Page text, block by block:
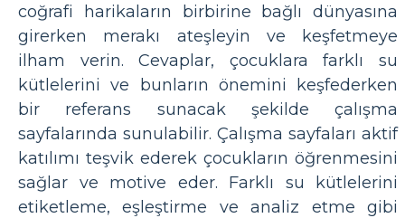
coğrafi harikaların birbirine bağlı dünyasına
girerken merakı ateşleyin ve keşfetmeye
ilham verin. Cevaplar, çocuklara farklı su
kütlelerini ve bunların önemini keşfederken
bir referans sunacak şekilde çalışma
sayfalarında sunulabilir. Çalışma sayfaları aktif
katılımı teşvik ederek çocukların öğrenmesini
sağlar ve motive eder. Farklı su kütlelerini
etiketleme, eşleştirme ve analiz etme gibi